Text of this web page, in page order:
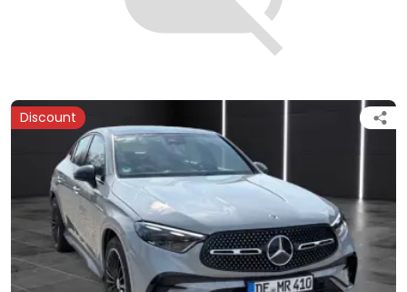
Discount